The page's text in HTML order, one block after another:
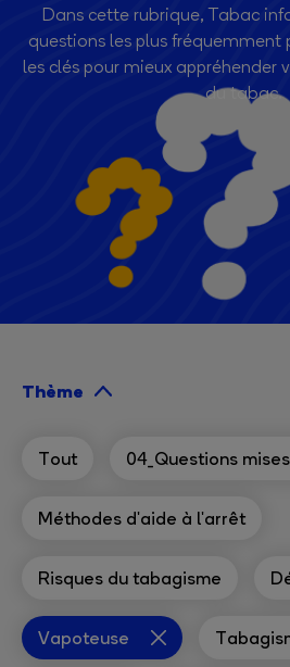
Dans cette rubrique, Tabac
questions les plus fréquemment
les clés pour mieux appréhender
du tabac.
Thème
Tout 04_Questions
Méthodes d'aide à l'arrêt
Risques du tabagisme
Vapoteuse